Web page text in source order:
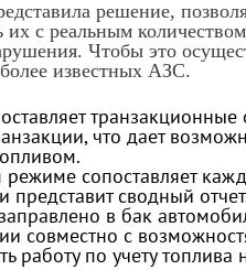
решение,
с реальным
Чтобы это
известных АЗС.
что дает
режиме сопоставляет
представит сводный
в бак
совместно с
работу по учету топлива